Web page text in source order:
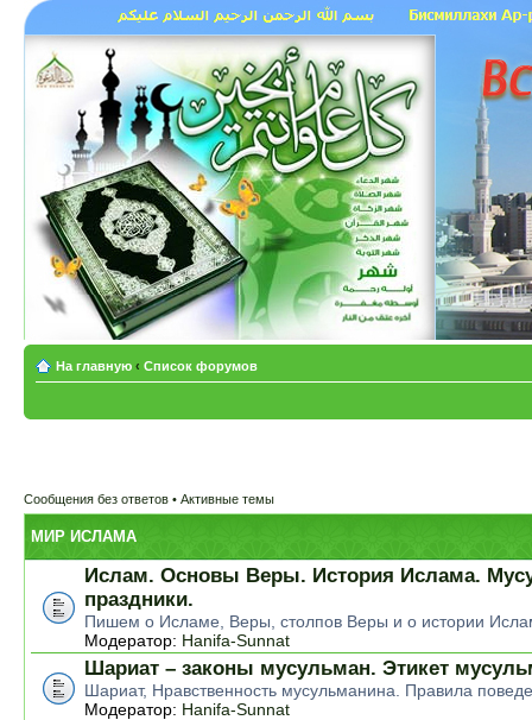
На главную ‹ Список форумов
Сообщения без ответов • Активные темы
МИР ИСЛАМА
Ислам. Основы Веры. История Ислама.
праздники.
Пишем о Исламе, Веры, столпов Веры и о истории
Модератор: Hanifa-Sunnat
Шариат – законы мусульман. Этикет
Шариат, Нравственность мусульманина. Правила
Модератор: Hanifa-Sunnat